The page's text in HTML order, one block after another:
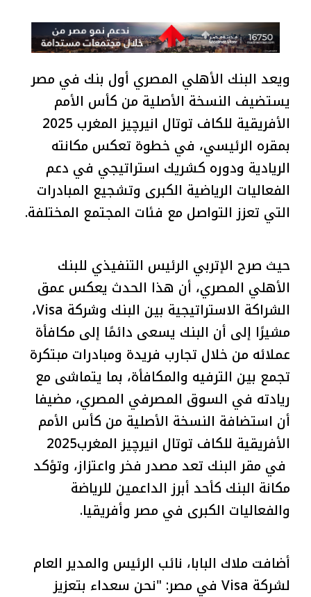
ويعد البنك الأهلي المصري أول بنك في مصر
يستضيف النسخة الأصلية من كأس الأمم
الأفريقية للكاف توتال انيرچيز المغرب 2025
بمقره الرئيسي، في خطوة تعكس مكانته
الريادية ودوره كشريك استراتيجي في دعم
الفعاليات الرياضية الكبرى وتشجيع المبادرات
التي تعزز التواصل مع فئات المجتمع المختلفة.
حيث صرح الإتربي الرئيس التنفيذي للبنك
الأهلي المصري، أن هذا الحدث يعكس عمق
الشراكة الاستراتيجية بين البنك وشركة Visa،
مشيرًا إلى أن البنك يسعى دائمًا إلى مكافأة
عملائه من خلال تجارب فريدة ومبادرات مبتكرة
تجمع بين الترفيه والمكافأة، بما يتماشى مع
ريادته في السوق المصرفي المصري، مضيفا
أن استضافة النسخة الأصلية من كأس الأمم
الأفريقية للكاف توتال انيرچيز المغرب2025
في مقر البنك تعد مصدر فخر واعتزاز، وتؤكد
مكانة البنك كأحد أبرز الداعمين للرياضة
والفعاليات الكبرى في مصر وأفريقيا.
أضافت ملاك البابا، نائب الرئيس والمدير العام
لشركة Visa في مصر: "نحن سعداء بتعزيز